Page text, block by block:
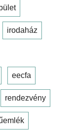
irodaház
eecfa
rendezvény